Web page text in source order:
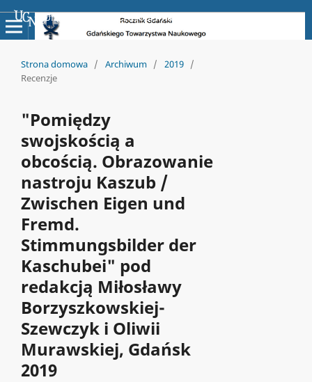
Uniwersyteckie Czasopisma Naukowe
Strona domowa / Archiwum / 2019 /
Recenzje
"Pomiędzy
swojskością a
obcością. Obrazowanie
nastroju Kaszub /
Zwischen Eigen und
Fremd.
Stimmungsbilder der
Kaschubei" pod
redakcją Miłosławy
Borzyszkowskiej-
Szewczyk i Oliwii
Murawskiej, Gdańsk
2019